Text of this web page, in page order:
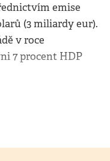
emise
(3 miliardy eur).
v roce
7 procent HDP